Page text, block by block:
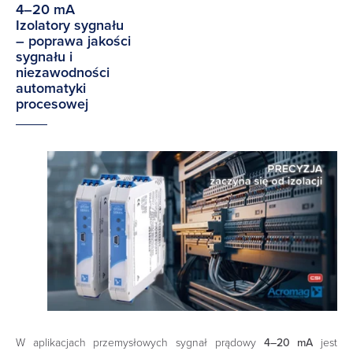
4–20 mA
Izolatory sygnału
– poprawa jakości
sygnału i
niezawodności
automatyki
procesowej
W aplikacjach przemysłowych sygnał prądowy 4–20 mA jest